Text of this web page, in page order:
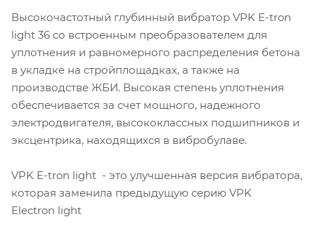
Высокочастотный глубинный вибратор VPK E-tron
light 36 со встроенным преобразователем для
уплотнения и равномерного распределения бетона
в укладке на стройплощадках, а также на
производстве ЖБИ. Высокая степень уплотнения
обеспечивается за счет мощного, надежного
электродвигателя, высококлассных подшипников и
эксцентрика, находящихся в вибробулаве.
VPK E-tron light - это улучшенная версия вибратора,
которая заменила предыдущую серию VPK
Electron light